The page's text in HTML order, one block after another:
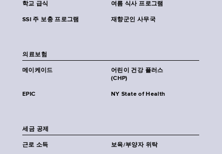
학교 급식 여름 식사 프로그램
SSI 주 보충 프로그램 재향군인 사무국
의료보험
메이케이드
어린이 건강 플러스
(CHP)
EPIC NY State of Health
세금 공제
근로 소득 보육/부양자 위탁